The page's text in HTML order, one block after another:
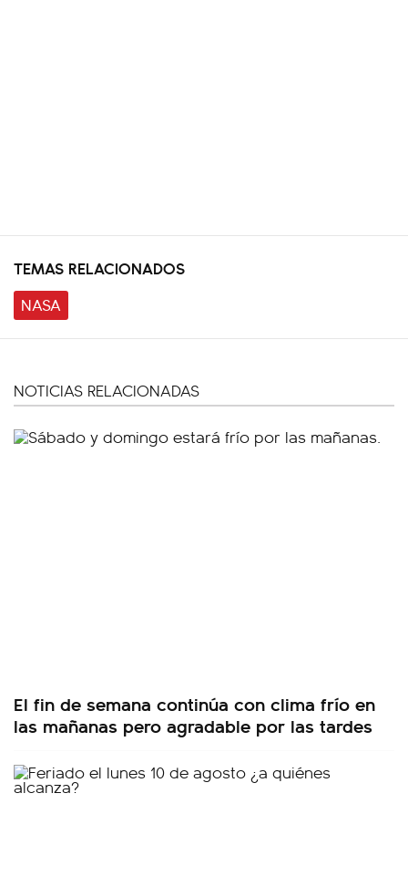
TEMAS RELACIONADOS
NASA
NOTICIAS RELACIONADAS
El fin de semana continúa con clima frío en
las mañanas pero agradable por las tardes